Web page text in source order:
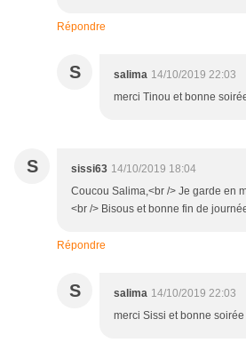
Répondre
S salima 14/10/2019 22:03
merci Tinou et bonne
S sissi63 14/10/2019 18:04
Coucou Salima,<br /> Je garde en
<br /> Bisous et bonne fin de
Répondre
S salima 14/10/2019 22:03
merci Sissi et bonne soirée